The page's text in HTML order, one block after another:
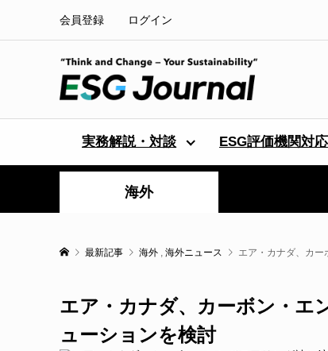
会員登録 ログイン
実務解説・対談 ESG評価機関対応
海外
最新記事 海外 , 海外ニュース エア・カナダ、カ
エア・カナダ、カーボン・エ
ューションを検討